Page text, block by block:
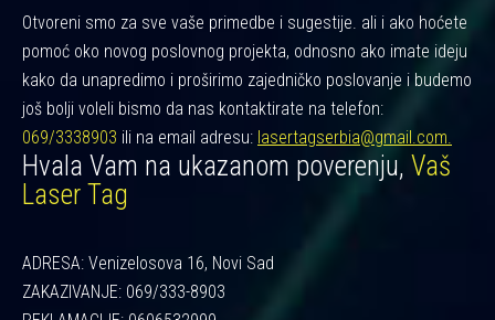
Otvoreni smo za sve vaše primedbe i sugestije. ali i ako hoćete
pomoć oko novog poslovnog projekta, odnosno ako imate ideju
kako da unapredimo i proširimo zajedničko poslovanje i budemo
još bolji voleli bismo da nas kontaktirate na telefon:
069/3338903 ili na email adresu: lasertagserbia@gmail.com.
Hvala Vam na ukazanom poverenju, Vaš
Laser Tag
ADRESA: Venizelosova 16, Novi Sad
ZAKAZIVANJE: 069/333-8903